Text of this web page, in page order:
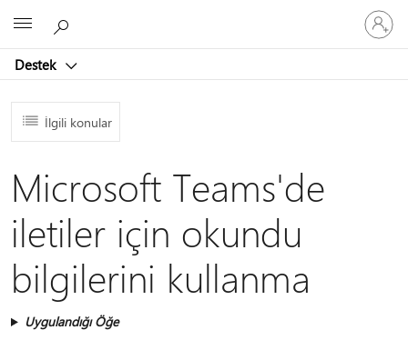
Destek
oturum
açın
İlgili konular
Microsoft Teams'de
iletiler için okundu
bilgilerini kullanma
Uygulandığı Öğe